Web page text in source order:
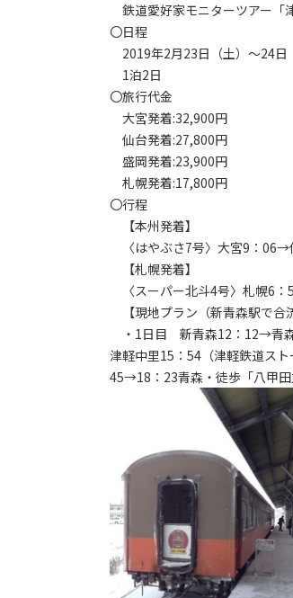
鉄道愛好家モニターツアー「
〇日程
2019年2月23日（土）～24日
1泊2日
〇旅行代金
大宮発着:32,900円
仙台発着:27,800円
盛岡発着:23,900円
札幌発着:17,800円
〇行程
【本州発着】
〈はやぶさ7号〉大宮9：
【札幌発着】
〈スーパー北斗4号〉札幌6
【現地プラン（新青森駅で合
・1日目 新青森12：12→青森
津軽中里15：54（津軽鉄道ス
45→18：23青森・徒歩「八甲田